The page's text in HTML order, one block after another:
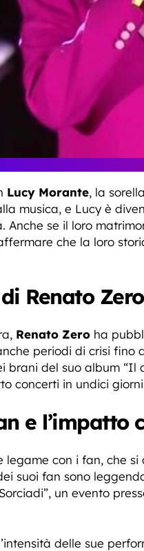
Lucy Morante, la
musica, e Lucy è
Anche se il loro
che la loro
Renato Zero
Renato Zero ha
periodi di crisi
brani del suo album
concerti in undici
e l’impatto
con i fan, che
suoi fan sono
un evento
delle sue